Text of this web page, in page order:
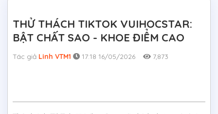
THỬ THÁCH TIKTOK VUIHOCSTAR:
BẬT CHẤT SAO - KHOE ĐIỂM CAO
Tác giả Linh VTM1 17:18 16/05/2026 7,873